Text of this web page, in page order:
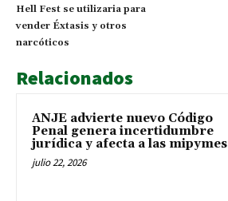
Hell Fest se utilizaria para
vender Éxtasis y otros
narcóticos
Relacionados
ANJE advierte nuevo Código
Penal genera incertidumbre
jurídica y afecta a las mipymes
julio 22, 2026